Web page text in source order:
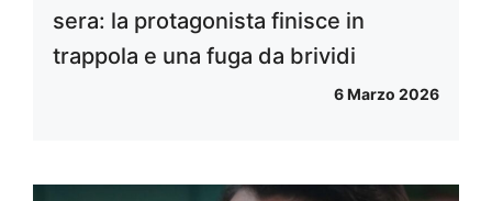
sera: la protagonista finisce in
trappola e una fuga da brividi
6 Marzo 2026